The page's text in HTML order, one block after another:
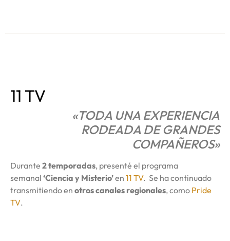
11 TV
«TODA UNA EXPERIENCIA
RODEADA DE GRANDES
COMPAÑEROS»
Durante 2 temporadas, presenté el programa
semanal ‘Ciencia y Misterio’en 11 TV. Se ha continuado
transmitiendo en otros canales regionales, como Pride
TV.